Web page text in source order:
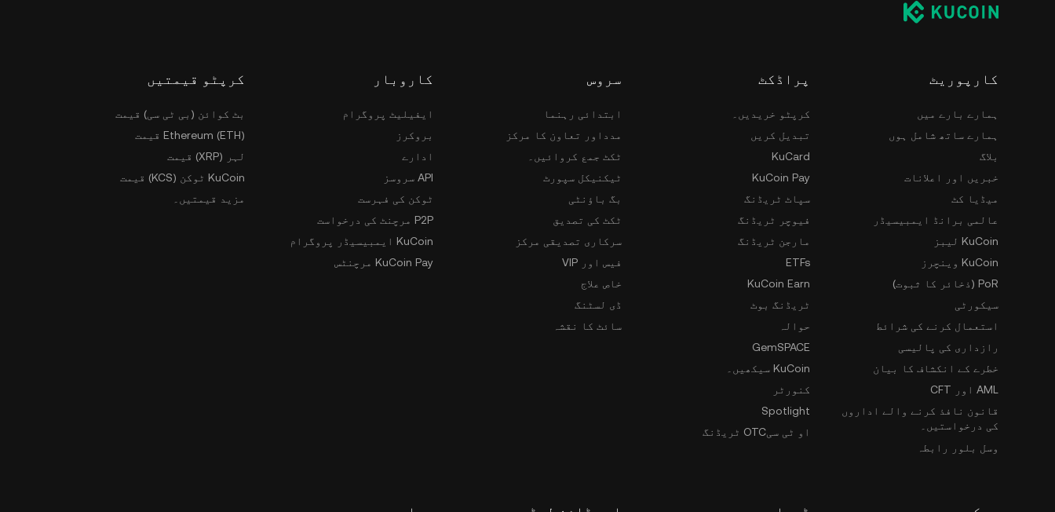
کارپوریٹ
ہمارے بارے میں
ہمارے ساتھ شامل ہوں
بلاگ
خبریں اور اعلانات
میڈیا کٹ
عالمی برانڈ ایمبیسیڈر
KuCoin لیبز
KuCoin وینچرز
PoR (ذخائر کا ثبوت)
سیکورٹی
استعمال کرنے کی شرائط
رازداری کی پالیسی
خطرے کے انکشاف کا بیان
AML اور CFT
قانون نافذ کرنے والے اداروں
کی درخواستیں۔
وسل بلور رابطہ
پراڈکٹ
کرپٹو خریدیں۔
تبدیل کریں
KuCard
KuCoin Pay
سپاٹ ٹریڈنگ
فیوچر ٹریڈنگ
مارجن ٹریڈنگ
ETFs
KuCoin Earn
ٹریڈنگ بوٹ
حوالہ
GemSPACE
KuCoin سیکھیں۔
کنورٹر
Spotlight
او ٹی سیOTC ٹریڈنگ
سروس
ابتدائی رہنما
مدداور تعاون کا مرکز
ٹکٹ جمع کروائیں۔
ٹیکنیکل سپورٹ
بگ باؤنٹی
ٹکٹ کی تصدیق
سرکاری تصدیقی مرکز
فیس اور VIP
خاص علاج
ڈی لسٹنگ
سائٹ کا نقشہ
کاروبار
ایفیلیٹ پروگرام
بروکرز
ادارے
API سروسز
ٹوکن کی فہرست
P2P مرچنٹ کی درخواست
KuCoin ایمبیسیڈر پروگرام
KuCoin Pay مرچنٹس
کرپٹو قیمتیں
بٹ کوائن (بی ٹی سی) قیمت
Ethereum (ETH) قیمت
لہر (XRP) قیمت
KuCoin ٹوکن (KCS) قیمت
مزید قیمتیں۔